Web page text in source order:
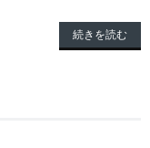
続きを読む